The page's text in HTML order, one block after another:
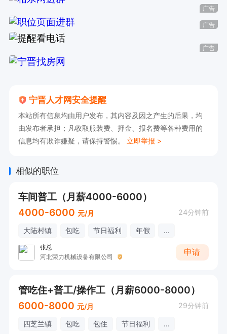
广告
广告
广告
宁晋人才网安全提醒
本站所有信息均由用户发布，其内容及因之产生的后果，均
由发布者承担；凡收取服装费、押金、报名费等各种费用的
信息均有欺诈嫌疑，请保持警惕。 立即举报 >
相似的职位
车间普工（月薪4000-6000）
4000-6000 元/月 24分钟前
大陆村镇 包吃 节日福利 年假 ...
张总
河北荣力机械设备有限公司
申请
管吃住+普工/操作工（月薪6000-8000）
6000-8000 元/月 29分钟前
四芝兰镇 包吃 包住 节日福利 ...